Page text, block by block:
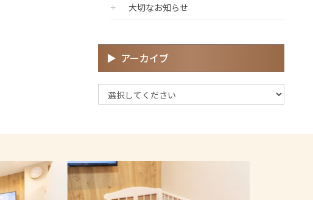
大切なお知らせ
アーカイブ